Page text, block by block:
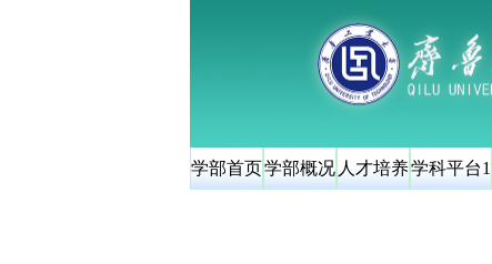
学部首页学部概况 人才培养学科平台1